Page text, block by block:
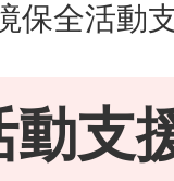
保全活動
支